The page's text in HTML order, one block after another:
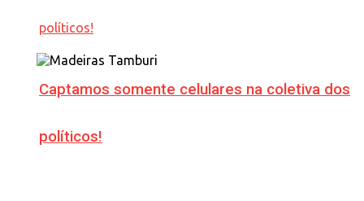
Captamos somente celulares na coletiva dos
políticos!